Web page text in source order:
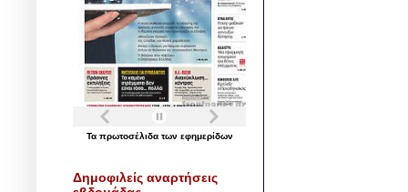
Τα πρωτοσέλιδα των εφημερίδων
Δημοφιλείς αναρτήσεις